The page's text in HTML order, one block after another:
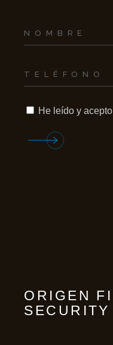
He leído y
ORIGEN
SECURITY